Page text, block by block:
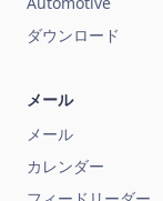
ダウンロード
メール
メール
カレンダー